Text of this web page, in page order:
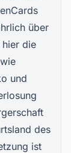
über
die
und
des
ist